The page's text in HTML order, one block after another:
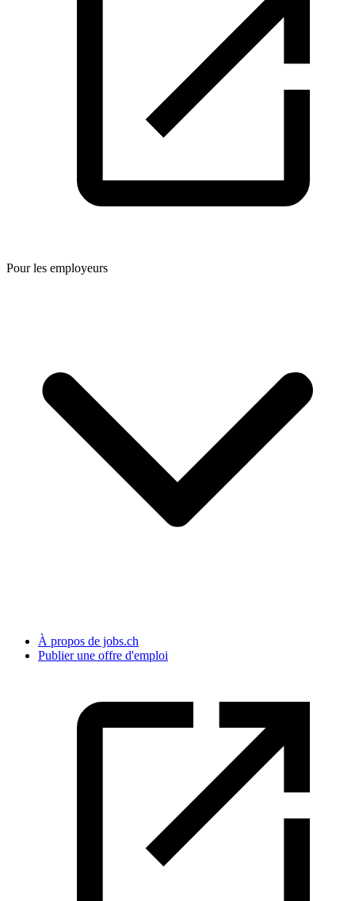
Pour les employeurs
À propos de jobs.ch
Publier une offre d'emploi